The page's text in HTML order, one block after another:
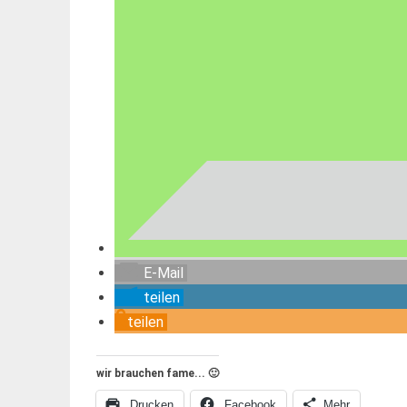
E-Mail
teilen
teilen
wir brauchen fame... 🙂